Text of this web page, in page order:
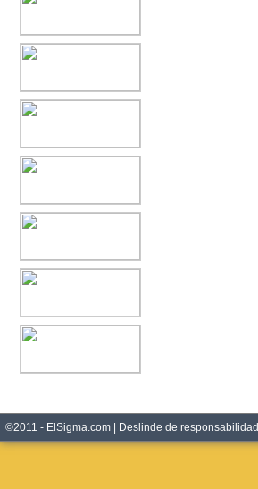
©2011 - ElSigma.com | Deslinde de responsabilidad